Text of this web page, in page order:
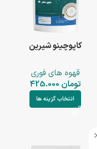
کاپوچینو شیرین
قهوه های فوری
تومان
انتخاب گزینه ها